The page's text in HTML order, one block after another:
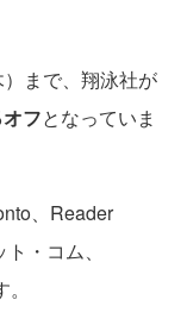
まで、翔泳社が
フとなっていま
、Reader
・コム、